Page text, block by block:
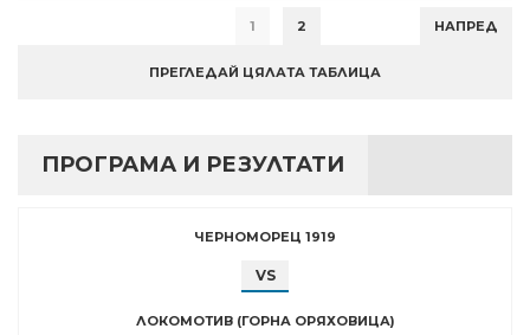
1 2 НАПРЕД
ПРЕГЛЕДАЙ ЦЯЛАТА ТАБЛИЦА
ПРОГРАМА И РЕЗУЛТАТИ
ЧЕРНОМОРЕЦ 1919
VS
ЛОКОМОТИВ (ГОРНА ОРЯХОВИЦА)